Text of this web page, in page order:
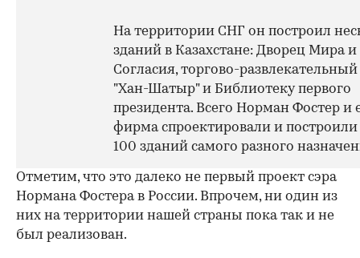
На территории СНГ он построил
зданий в Казахстане: Дворец Мира и
Согласия, торгово-
"Хан-Шатыр" и Библиотеку первого
президента. Всего Норман Фостер и
фирма спроектировали и построили
100 зданий самого разного
Отметим, что это далеко не первый проект сэра
Нормана Фостера в России. Впрочем, ни один из
них на территории нашей страны пока так и не
был реализован.